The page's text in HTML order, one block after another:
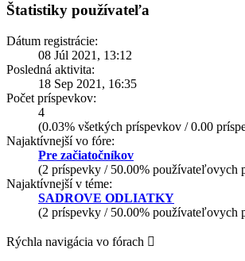
Štatistiky používateľa
Dátum registrácie:
08 Júl 2021, 13:12
Posledná aktivita:
18 Sep 2021, 16:35
Počet príspevkov:
4
(0.03% všetkých príspevkov / 0.00
Najaktívnejší vo fóre:
Pre začiatočníkov
(2 príspevky / 50.00% používateľovych
Najaktívnejší v téme:
SADROVE ODLIATKY
(2 príspevky / 50.00% používateľovych
Rýchla navigácia vo fórach